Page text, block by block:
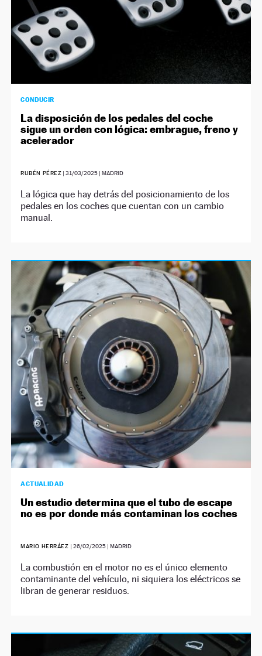
CONDUCIR
La disposición de los pedales del coche
sigue un orden con lógica: embrague, freno y
acelerador
RUBÉN PÉREZ |31/03/2025 | MADRID
La lógica que hay detrás del posicionamiento de los
pedales en los coches que cuentan con un cambio
manual.
ACTUALIDAD
Un estudio determina que el tubo de escape
no es por donde más contaminan los coches
MARIO HERRÁEZ | 26/02/2025| MADRID
La combustión en el motor no es el único elemento
contaminante del vehículo, ni siquiera los eléctricos se
libran de generar residuos.